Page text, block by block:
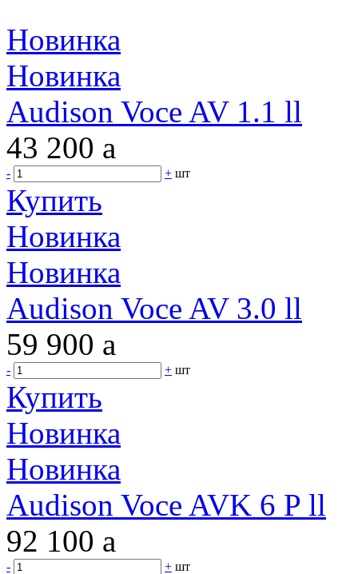
Новинка
Новинка
Audison Voce AV 1.1 ll
43 200 a
- + шт
Купить
Новинка
Новинка
Audison Voce AV 3.0 ll
59 900 a
- + шт
Купить
Новинка
Новинка
Audison Voce AVK 6 P ll
92 100 a
- + шт